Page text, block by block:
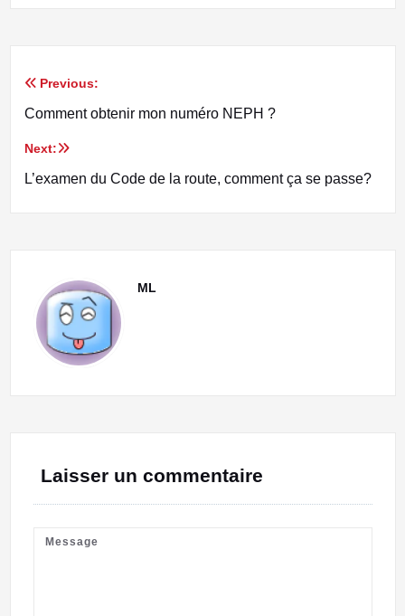
Navigation
l’article
Previous:
Comment obtenir mon numéro NEPH ?
Next:
L’examen du Code de la route, comment ça se passe?
ML
Laisser un commentaire